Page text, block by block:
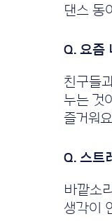
댄스 동
친구들
누는 것
즐거워
바깥소
생각이